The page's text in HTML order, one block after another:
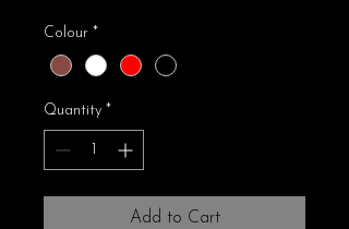
Colour *
Quantity *
Add to Cart